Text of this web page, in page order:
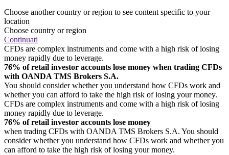
Choose another country or region to see content specific to your
location
Choose country or region
Continuați
CFDs are complex instruments and come with a high risk of losing
money rapidly due to leverage.
76% of retail investor accounts lose money when trading CFDs
with OANDA TMS Brokers S.A.
You should consider whether you understand how CFDs work and
whether you can afford to take the high risk of losing your money.
CFDs are complex instruments and come with a high risk of losing
money rapidly due to leverage.
76% of retail investor accounts lose money
when trading CFDs with OANDA TMS Brokers S.A. You should
consider whether you understand how CFDs work and whether you
can afford to take the high risk of losing your money.